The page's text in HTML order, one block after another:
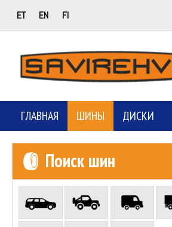
ET EN FI
ГЛАВНАЯ ШИНЫ ДИСКИ
Поиск шин